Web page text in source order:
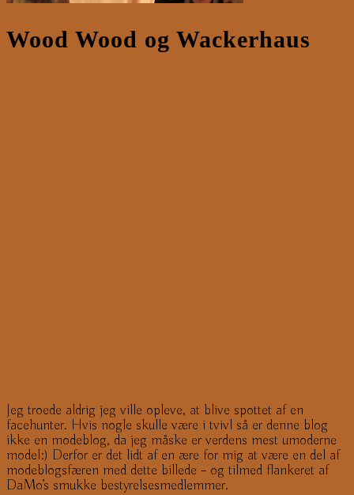
Wood Wood og Wackerhaus
Jeg troede aldrig jeg ville opleve, at blive spottet af en
facehunter. Hvis nogle skulle være i tvivl så er denne blog
ikke en modeblog, da jeg måske er verdens mest umoderne
model:) Derfor er det lidt af en ære for mig at være en del af
modeblogsfæren med dette billede – og tilmed flankeret af
DaMo’s smukke bestyrelsesmedlemmer.